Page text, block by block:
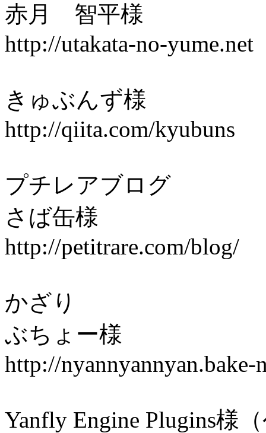
赤月 智平様
http://utakata-no-yume.net
きゅぶんず様
http://qiita.com/kyubuns
プチレアブログ
さば缶様
http://petitrare.com/blog/
かざり
ぶちょー様
http://
Yanfly Engine Plugins様